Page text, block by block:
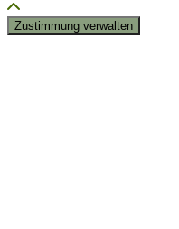
Zustimmung verwalten